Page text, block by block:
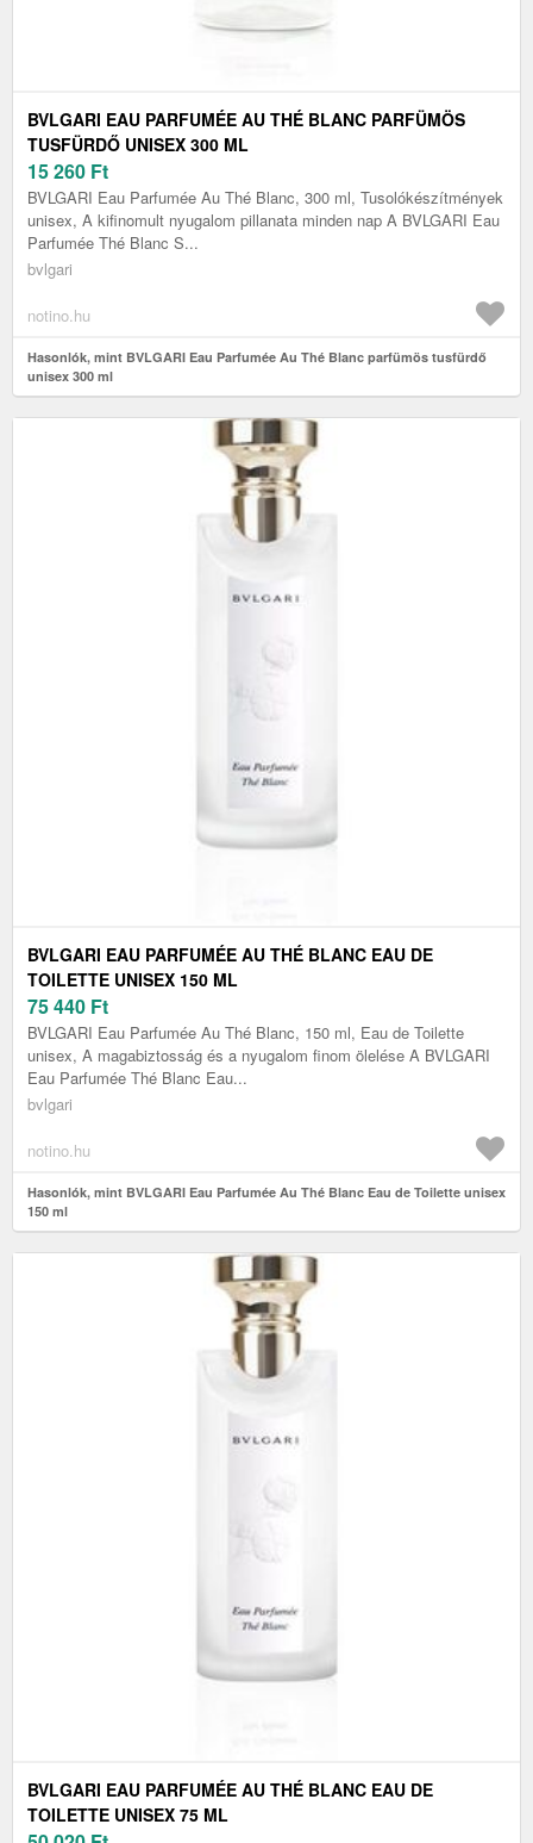
BVLGARI EAU PARFUMÉE AU THÉ BLANC PARFÜMÖS
TUSFÜRDŐ UNISEX 300 ML
15 260 Ft
BVLGARI Eau Parfumée Au Thé Blanc, 300 ml, Tusolókészítmények
unisex, A kifinomult nyugalom pillanata minden nap A BVLGARI Eau
Parfumée Thé Blanc S...
bvlgari
notino.hu
Hasonlók, mint BVLGARI Eau Parfumée Au Thé Blanc parfümös tusfürdő
unisex 300 ml
BVLGARI EAU PARFUMÉE AU THÉ BLANC EAU DE
TOILETTE UNISEX 150 ML
75 440 Ft
BVLGARI Eau Parfumée Au Thé Blanc, 150 ml, Eau de Toilette
unisex, A magabiztosság és a nyugalom finom ölelése A BVLGARI
Eau Parfumée Thé Blanc Eau...
bvlgari
notino.hu
Hasonlók, mint BVLGARI Eau Parfumée Au Thé Blanc Eau de Toilette unisex
150 ml
BVLGARI EAU PARFUMÉE AU THÉ BLANC EAU DE
TOILETTE UNISEX 75 ML